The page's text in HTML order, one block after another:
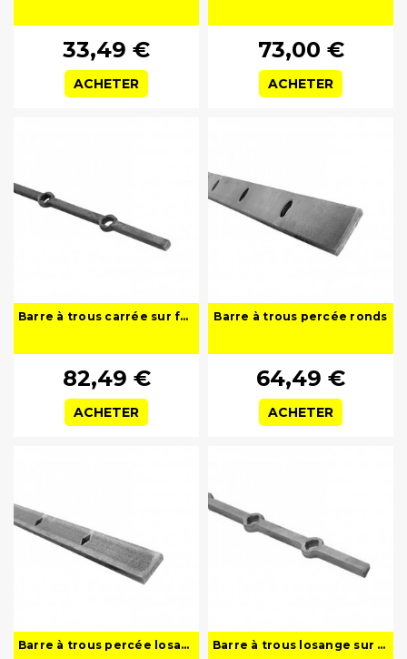
33,49 €
ACHETER
73,00 €
ACHETER
Barre à trous carrée sur face
82,49 €
ACHETER
Barre à trous percée ronds
64,49 €
ACHETER
Barre à trous percée losanges Barre à trous losange sur face